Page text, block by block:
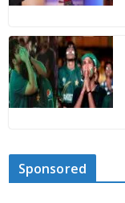
Sponsored